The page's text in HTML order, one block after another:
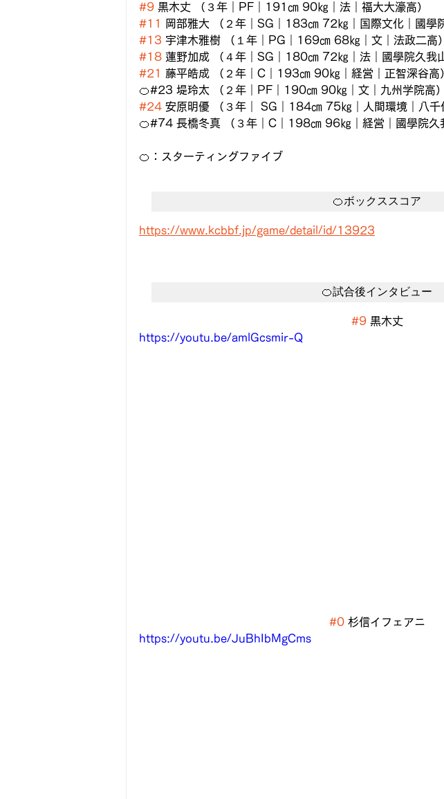
#9 黒木丈 （３年｜PF｜191㎝ 90㎏｜法｜福大大濠高）
#11
岡部雅大 （２年｜SG｜183㎝ 72㎏｜国際文化｜國學
#13 宇津木雅樹 （１年｜PG｜169㎝ 68㎏｜文｜法政二高）
#18 蓮野加成 （４年｜SG｜180㎝ 72㎏｜法｜國學院久我
#21
藤平皓成 （２年｜C｜193㎝ 90㎏｜経営｜正智深谷高
🍊#23 堤玲太 （２年｜PF｜190㎝ 90㎏｜文｜九州学院高）
#24 安原明優 （３年｜ SG｜184㎝ 75㎏｜人間環境｜八千
🍊#74 長橋冬真 （３年｜C｜198㎝ 96㎏｜経営｜國學院久
🍊：スターティングファイブ
🍊ボックススコア
https://www.kcbbf.jp/game/detail/id/13923
🍊試合後インタビュー
#9 黒木丈
https://youtu.be/amlGcsmir-Q
#0 杉信イフェアニ
https://youtu.be/JuBhIbMgCms